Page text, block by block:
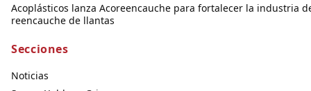
Acoplásticos lanza Acoreencauche para fortalecer la industria
reencauche de llantas
Secciones
Noticias